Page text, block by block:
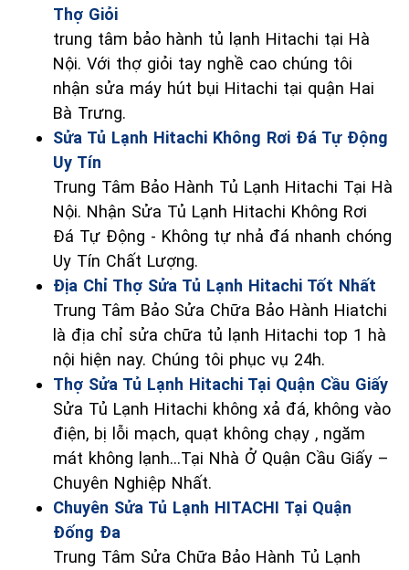
Thợ Giỏi
trung tâm bảo hành tủ lạnh Hitachi tại Hà
Nội. Với thợ giỏi tay nghề cao chúng tôi
nhận sửa máy hút bụi Hitachi tại quận Hai
Bà Trưng.
Sửa Tủ Lạnh Hitachi Không Rơi Đá Tự Động
Uy Tín
Trung Tâm Bảo Hành Tủ Lạnh Hitachi Tại Hà
Nội. Nhận Sửa Tủ Lạnh Hitachi Không Rơi
Đá Tự Động - Không tự nhả đá nhanh chóng
Uy Tín Chất Lượng.
Địa Chỉ Thợ Sửa Tủ Lạnh Hitachi Tốt Nhất
Trung Tâm Bảo Sửa Chữa Bảo Hành Hiatchi
là địa chỉ sửa chữa tủ lạnh Hitachi top 1 hà
nội hiện nay. Chúng tôi phục vụ 24h.
Thợ Sửa Tủ Lạnh Hitachi Tại Quận Cầu Giấy
Sửa Tủ Lạnh Hitachi không xả đá, không vào
điện, bị lỗi mạch, quạt không chạy , ngăm
mát không lạnh...Tại Nhà Ở Quận Cầu Giấy –
Chuyên Nghiệp Nhất.
Chuyên Sửa Tủ Lạnh HITACHI Tại Quận
Đống Đa
Trung Tâm Sửa Chữa Bảo Hành Tủ Lạnh